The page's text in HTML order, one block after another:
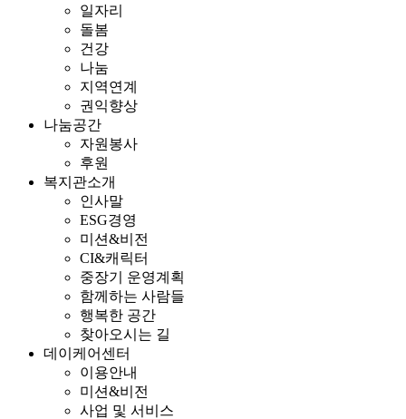
일자리
돌봄
건강
나눔
지역연계
권익향상
나눔공간
자원봉사
후원
복지관소개
인사말
ESG경영
미션&비전
CI&캐릭터
중장기 운영계획
함께하는 사람들
행복한 공간
찾아오시는 길
데이케어센터
이용안내
미션&비전
사업 및 서비스